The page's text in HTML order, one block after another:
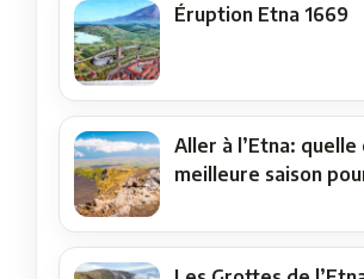
Éruption Etna 1669
Aller à l’Etna: quelle
meilleure saison